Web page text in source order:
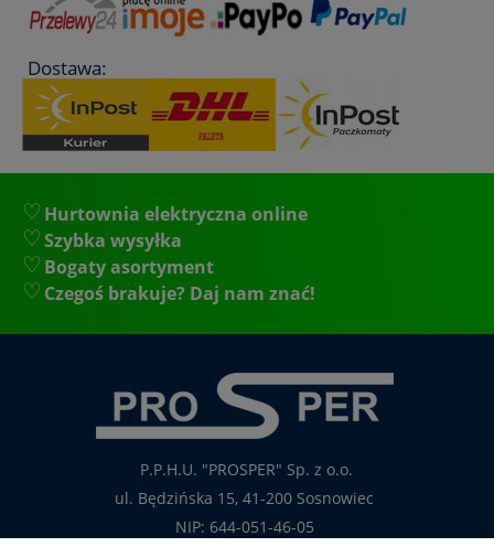
Dostawa:
Hurtownia elektryczna online
Szybka wysyłka
Bogaty asortyment
Czegoś brakuje? Daj nam znać!
P.P.H.U. "PROSPER" Sp. z o.o.
ul. Będzińska 15, 41-200 Sosnowiec
NIP: 644-051-46-05